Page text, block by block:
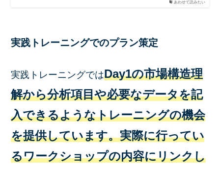
あわせて読みたい
実践トレーニングでのプラン策定
実践トレーニングではDay1の市場構造理
解から分析項目や必要なデータを記
入できるようなトレーニングの機会
を提供しています。実際に行ってい
るワークショップの内容にリンクし